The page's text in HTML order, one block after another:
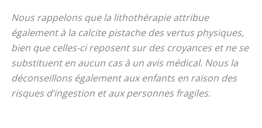
Nous rappelons que la lithothérapie attribue
également à la calcite pistache des vertus physiques,
bien que celles-ci reposent sur des croyances et ne se
substituent en aucun cas à un avis médical. Nous la
déconseillons également aux enfants en raison des
risques d’ingestion et aux personnes fragiles.